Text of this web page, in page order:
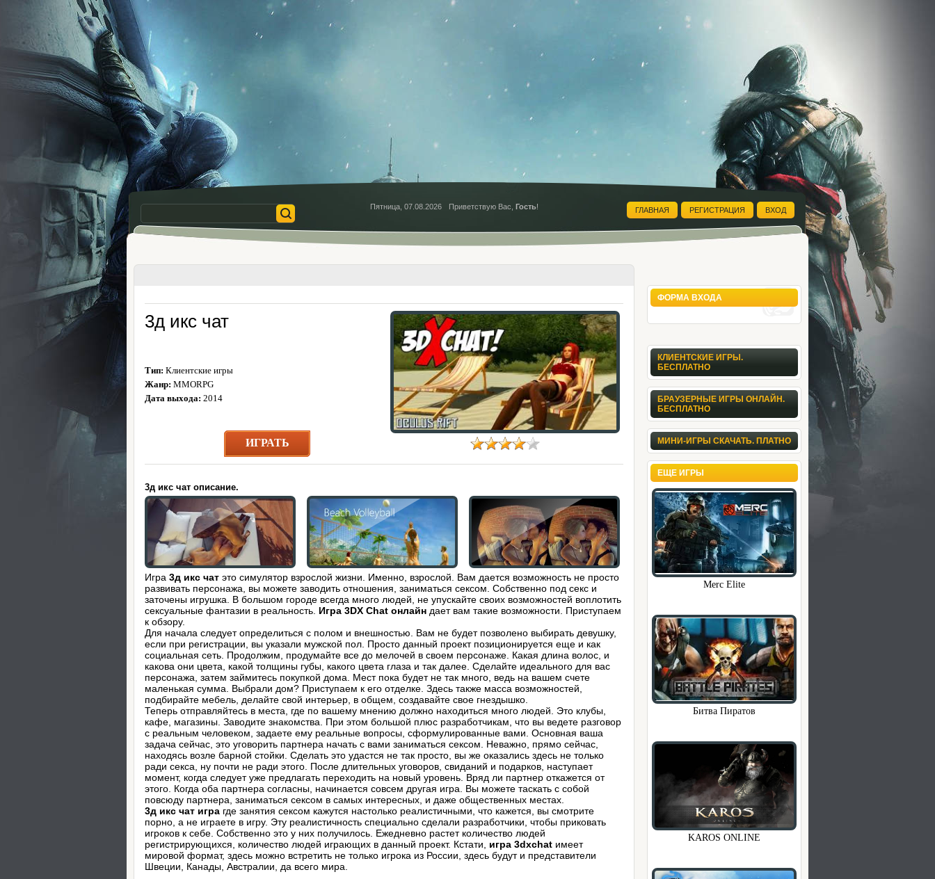
Пятница, 07.08.2026 Приветствую Вас ,Гость! ГЛАВНАЯ РЕГИСТРАЦИЯ ВХОД
3д икс чат
Тип: Клиентские игры
Жанр: MMORPG
Дата выхода: 2014
ИГРАТЬ
3д икс чат описание.
Игра 3д икс чат это симулятор взрослой жизни. Именно, взрослой. Вам дается возможность не просто
развивать персонажа, вы можете заводить отношения, заниматься сексом. Собственно под секс и
заточены игрушка. В большом городе всегда много людей, не упускайте своих возможностей воплотить
сексуальные фантазии в реальность. Игра 3DX Chat онлайн дает вам такие возможности. Приступаем
к обзору.
Для начала следует определиться с полом и внешностью. Вам не будет позволено выбирать девушку,
если при регистрации, вы указали мужской пол. Просто данный проект позиционируется еще и как
социальная сеть. Продолжим, продумайте все до мелочей в своем персонаже. Какая длина волос, и
какова они цвета, какой толщины губы, какого цвета глаза и так далее. Сделайте идеального для вас
персонажа, затем займитесь покупкой дома. Мест пока будет не так много, ведь на вашем счете
маленькая сумма. Выбрали дом? Приступаем к его отделке. Здесь также масса возможностей,
подбирайте мебель, делайте свой интерьер, в общем, создавайте свое гнездышко.
Теперь отправляйтесь в места, где по вашему мнению должно находиться много людей. Это клубы,
кафе, магазины. Заводите знакомства. При этом большой плюс разработчикам, что вы ведете разговор
с реальным человеком, задаете ему реальные вопросы, сформулированные вами. Основная ваша
задача сейчас, это уговорить партнера начать с вами заниматься сексом. Неважно, прямо сейчас,
находясь возле барной стойки. Сделать это удастся не так просто, вы же оказались здесь не только
ради секса, ну почти не ради этого. После длительных уговоров, свиданий и подарков, наступает
момент, когда следует уже предлагать переходить на новый уровень. Вряд ли партнер откажется от
этого. Когда оба партнера согласны, начинается совсем другая игра. Вы можете таскать с собой
повсюду партнера, заниматься сексом в самых интересных, и даже общественных местах.
3д икс чат игра где занятия сексом кажутся настолько реалистичными, что кажется, вы смотрите
порно, а не играете в игру. Эту реалистичность специально сделали разработчики, чтобы приковать
игроков к себе. Собственно это у них получилось. Ежедневно растет количество людей
регистрирующихся, количество людей играющих в данный проект. Кстати, игра 3dxchat имеет
мировой формат, здесь можно встретить не только игрока из России, здесь будут и представители
Швеции, Канады, Австралии, да всего мира.
ФОРМА ВХОДА
КЛИЕНТСКИЕ ИГРЫ.
БЕСПЛАТНО
БРАУЗЕРНЫЕ ИГРЫ ОНЛАЙН.
БЕСПЛАТНО
МИНИ-ИГРЫ СКАЧАТЬ. ПЛАТНО
ЕЩЕ ИГРЫ
Merc Elite
Битва Пиратов
KAROS ONLINE